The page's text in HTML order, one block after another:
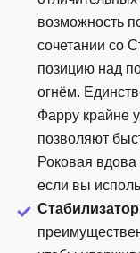
возможность
сочетании со
позицию над
огнём.
Фарру крайне
позволяют
Роковая вдова
если вы